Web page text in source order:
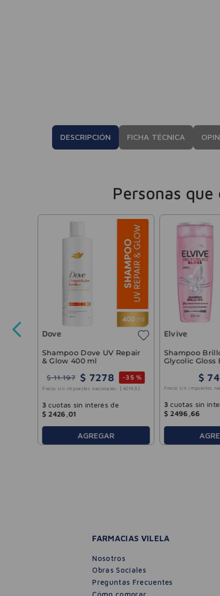
DESCRIPCIÓN FICHA TÉCNICA
Personas
Dove
Shampoo Dove UV Repair
& Glow 400 ml
$ 11.197 $ 7278 -35 %
Precio sin impuestos nacionales: $ 6014 ,92
3 cuotas sin interés de
$ 2426 ,01
AGREGAR
Elvive
Shampoo
Glycolic Gloss
$
Precio sin impuestos
3 cuotas sin
$ 2496,66
FARMACIAS VILELA
Nosotros
Obras Sociales
Preguntas Frecuentes
Cómo comprar